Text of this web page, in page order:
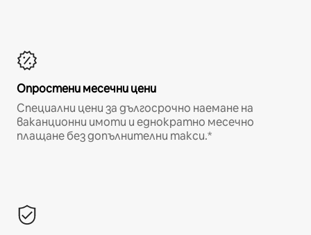
Опростени месечни цени
Специални цени за дългосрочно наемане на
ваканционни имоти и еднократно месечно
плащане без допълнителни такси.*